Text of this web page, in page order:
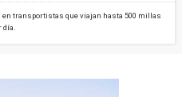
transportistas que viajan hasta 500 millas
día.